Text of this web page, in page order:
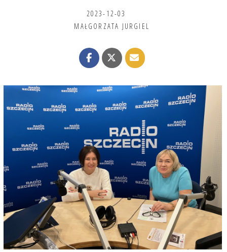
2023-12-03
MAŁGORZATA JURGIEL